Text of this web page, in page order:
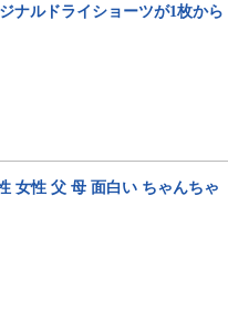
ナルドライショーツが1枚から
女性 父 母 面白い ちゃんちゃ